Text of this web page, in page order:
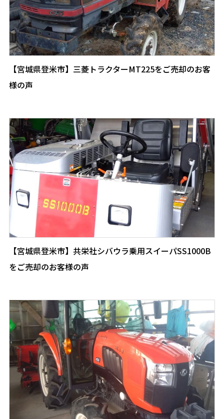
【宮城県登米市】三菱トラクターMT225をご売却のお客
様の声
【宮城県登米市】共栄社シバウラ乗用スイーパSS1000B
をご売却のお客様の声